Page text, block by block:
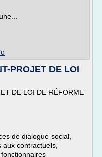
PROJET DE LOI
DE LOI DE RÉFORME
de dialogue social,
contractuels,